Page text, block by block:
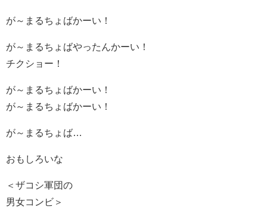
が～まるちょばかーい！
が～まるちょばやったんかーい！
チクショー！
が～まるちょばかーい！
が～まるちょばかーい！
が～まるちょば…
おもしろいな
＜ザコシ軍団の
男女コンビ＞